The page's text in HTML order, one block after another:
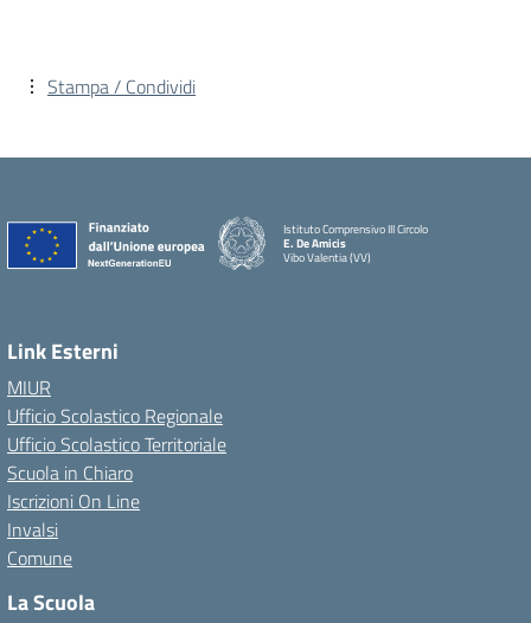
Stampa / Condividi
Istituto Comprensivo III Circolo
E. De Amicis
Vibo Valentia (VV)
Link Esterni
MIUR
Ufficio Scolastico Regionale
Ufficio Scolastico Territoriale
Scuola in Chiaro
Iscrizioni On Line
Invalsi
Comune
La Scuola